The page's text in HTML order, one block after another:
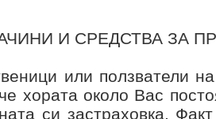
И СРЕДСТВА ЗА
или ползватели
хората около Вас
си застраховка.